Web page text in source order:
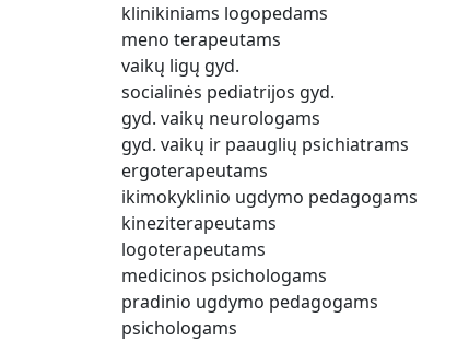
klinikiniams logopedams
meno terapeutams
vaikų ligų gyd.
socialinės pediatrijos gyd.
gyd. vaikų neurologams
gyd. vaikų ir paauglių psichiatrams
ergoterapeutams
ikimokyklinio ugdymo pedagogams
kineziterapeutams
logoterapeutams
medicinos psichologams
pradinio ugdymo pedagogams
psichologams